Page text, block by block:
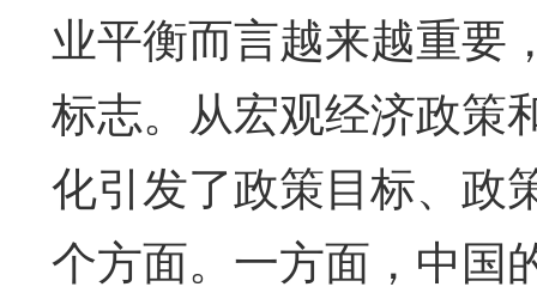
业平衡而言越来越重要
标志。从宏观经济政策
化引发了政策目标、政
个方面。一方面，中国